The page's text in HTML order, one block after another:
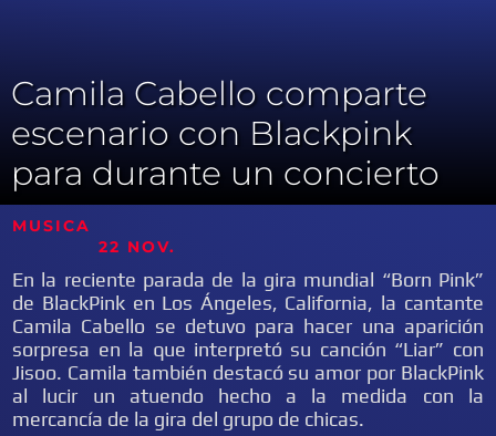
Camila Cabello comparte
escenario con Blackpink
para durante un concierto
MUSICA
22 NOV.
En la reciente parada de la gira mundial “Born Pink”
de BlackPink en Los Ángeles, California, la cantante
Camila Cabello se detuvo para hacer una aparición
sorpresa en la que interpretó su canción “Liar” con
Jisoo. Camila también destacó su amor por BlackPink
al lucir un atuendo hecho a la medida con la
mercancía de la gira del grupo de chicas.